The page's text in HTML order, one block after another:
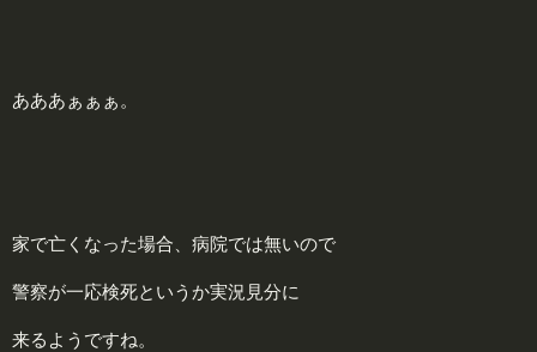
あああぁぁぁ。
家で亡くなった場合、病院では無いので
警察が一応検死というか実況見分に
来るようですね。